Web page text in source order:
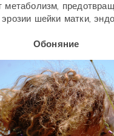
метаболизм,
шейки матки,